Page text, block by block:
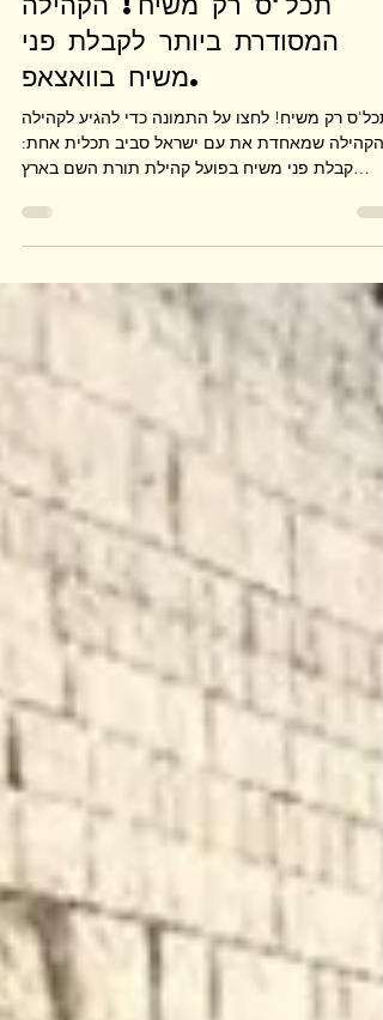
Honorable Rabbi Yosef Edery
May 1, 2025
11 min read
תכל'ס רק משיח! הקהילה
המסודרת ביותר לקבלת פני
משיח בוואצאפ.
הקהילה שמאחדת את עם ישראל סביב תכלית אחת:
קבלת פני משיח בפועל קהילת תורת השם בארץ